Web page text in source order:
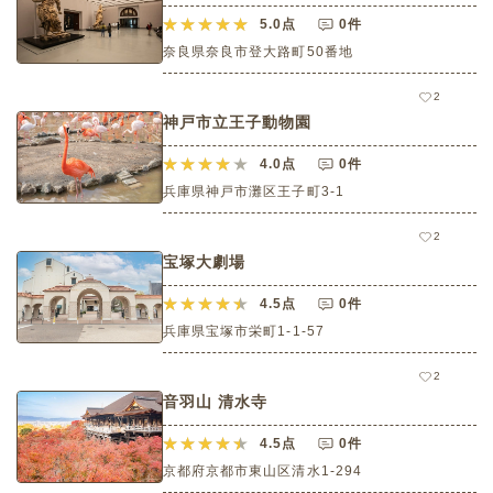
5.0点
0件
奈良県奈良市登大路町50番地
2
神戸市立王子動物園
4.0点
0件
兵庫県神戸市灘区王子町3-1
2
宝塚大劇場
4.5点
0件
兵庫県宝塚市栄町1-1-57
2
音羽山 清水寺
4.5点
0件
京都府京都市東山区清水1-294